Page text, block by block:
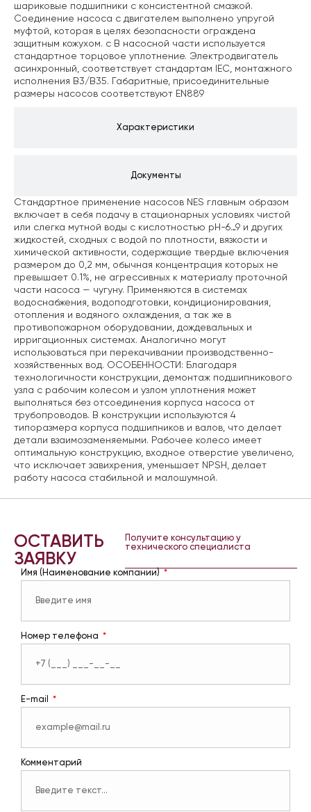
Характеристики
Документы
шариковые подшипники с консистентной смазкой.
Соединение насоса с двигателем выполнено упругой
муфтой, которая в целях безопасности ограждена
защитным кожухом. c В насосной части используется
стандартное торцовое уплотнение. Электродвигатель
асинхронный, соответствует стандартам IEC, монтажного
исполнения B3/В35. Габаритные, присоединительные
размеры насосов соответствуют EN889
Стандартное применение насосов NES главным образом
включает в себя подачу в стационарных условиях чистой
или слегка мутной воды с кислотностью pH-6…9 и других
жидкостей, сходных с водой по плотности, вязкости и
химической активности, содержащие твердые включения
размером до 0,2 мм, обычная концентрация которых не
превышает 0.1%, не агрессивных к материалу проточной
части насоса — чугуну. Применяются в системах
водоснабжения, водоподготовки, кондиционирования,
отопления и водяного охлаждения, а так же в
противопожарном оборудовании, дождевальных и
ирригационных системах. Аналогично могут
использоваться при перекачивании производственно-
хозяйственных вод. ОСОБЕННОСТИ: Благодаря
технологичности конструкции, демонтаж подшипникового
узла с рабочим колесом и узлом уплотнения может
выполняться без отсоединения корпуса насоса от
трубопроводов. В конструкции используются 4
типоразмера корпуса подшипников и валов, что делает
детали взаимозаменяемыми. Рабочее колесо имеет
оптимальную конструкцию, входное отверстие увеличено,
что исключает завихрения, уменьшает NPSH, делает
работу насоса стабильной и малошумной.
ОСТАВИТЬ
ЗАЯВКУ
Получите консультацию у
технического специалиста
Имя (Наименование компании)
Номер телефона
E-mail
Комментарий